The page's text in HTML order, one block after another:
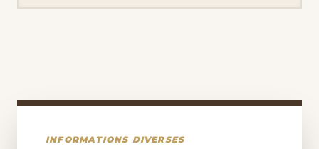
INFORMATIONS DIVERSES